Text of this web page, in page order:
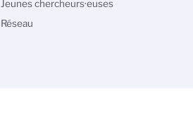
Jeunes chercheurs·euses
Réseau